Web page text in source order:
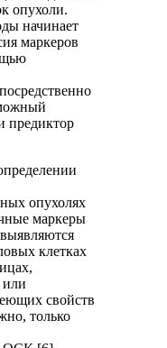
опухоли.
начинает
маркеров
предиктор
опухолях
маркеры
клетках
или
свойств
только